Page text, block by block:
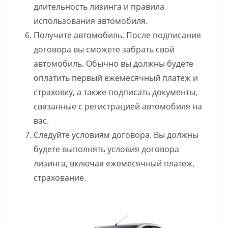
длительность лизинга и правила
использования автомобиля.
Получите автомобиль. После подписания
договора вы сможете забрать свой
автомобиль. Обычно вы должны будете
оплатить первый ежемесячный платеж и
страховку, а также подписать документы,
связанные с регистрацией автомобиля на
вас.
Следуйте условиям договора. Вы должны
будете выполнять условия договора
лизинга, включая ежемесячный платеж,
страхование.